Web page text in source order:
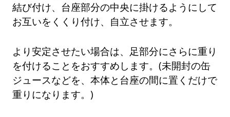
結び付け、台座部分の中央に掛けるようにして
お互いをくくり付け、自立させます。
より安定させたい場合は、足部分にさらに重り
を付けることをおすすめします。(未開封の缶
ジュースなどを、本体と台座の間に置くだけで
重りになります。)